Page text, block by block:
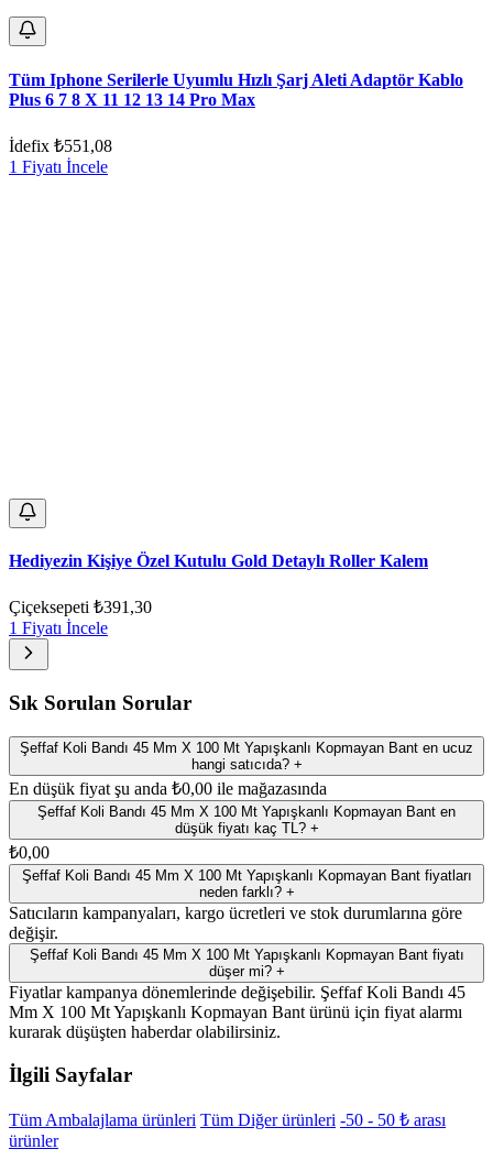
Tüm Iphone Serilerle Uyumlu Hızlı Şarj Aleti Adaptör Kablo
Plus 6 7 8 X 11 12 13 14 Pro Max
İdefix ₺551,08
1 Fiyatı İncele
Hediyezin Kişiye Özel Kutulu Gold Detaylı Roller Kalem
Çiçeksepeti ₺391,30
1 Fiyatı İncele
Sık Sorulan Sorular
Şeffaf Koli Bandı 45 Mm X 100 Mt Yapışkanlı Kopmayan Bant en ucuz
hangi satıcıda? +
En düşük fiyat şu anda ₺0,00 ile mağazasında
Şeffaf Koli Bandı 45 Mm X 100 Mt Yapışkanlı Kopmayan Bant en
düşük fiyatı kaç TL? +
₺0,00
Şeffaf Koli Bandı 45 Mm X 100 Mt Yapışkanlı Kopmayan Bant fiyatları
neden farklı? +
Satıcıların kampanyaları, kargo ücretleri ve stok durumlarına göre
değişir.
Şeffaf Koli Bandı 45 Mm X 100 Mt Yapışkanlı Kopmayan Bant fiyatı
düşer mi? +
Fiyatlar kampanya dönemlerinde değişebilir. Şeffaf Koli Bandı 45
Mm X 100 Mt Yapışkanlı Kopmayan Bant ürünü için fiyat alarmı
kurarak düşüşten haberdar olabilirsiniz.
İlgili Sayfalar
Tüm Ambalajlama ürünleri Tüm Diğer ürünleri -50 - 50 ₺ arası
ürünler